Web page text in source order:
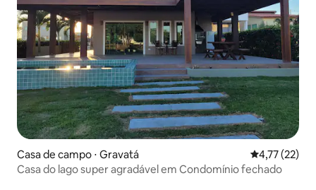
Casa de campo ⋅ Gravatá 4,77 de uma
4,77 (22)
Casa do lago super agradável em Condomínio fechado